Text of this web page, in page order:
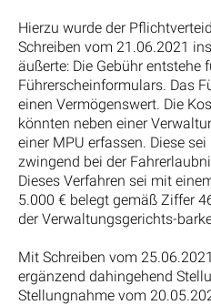
Hierzu wurde der
Schreiben vom 21.06.2021
äußerte: Die Gebühr entstehe
Führerscheinformulars. Das
einen Vermögenswert. Die
könnten neben einer
einer MPU erfassen. Diese sei
zwingend bei der
Dieses Verfahren sei mit
5.000 € belegt gemäß Ziffer
der Verwaltungsgerichts-
Mit Schreiben vom
ergänzend dahingehend
Stellungnahme vom